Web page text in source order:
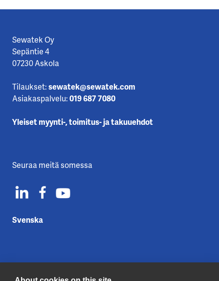
Sewatek Oy
Sepäntie 4
07230 Askola
Tilaukset:sewatek@sewatek.com
Asiakaspalvelu:019 687 7080
Yleiset myynti-, toimitus- ja takuuehdot
Seuraa meitä somessa
Svenska